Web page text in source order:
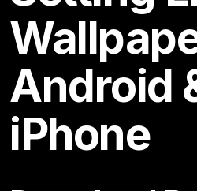
Android
iPhone